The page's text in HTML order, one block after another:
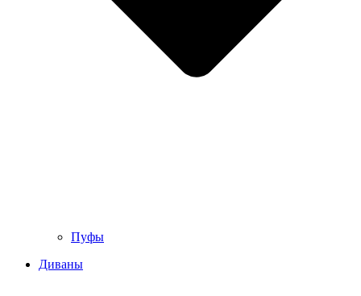
Пуфы
Диваны